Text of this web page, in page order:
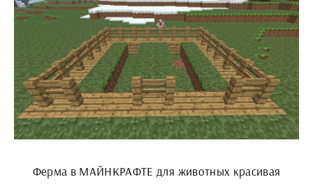
Ферма в МАЙНКРАФТЕ для животных красивая